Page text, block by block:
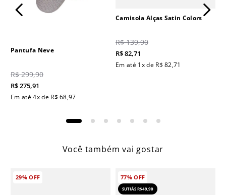
Pantufa Neve
R$ 299,90
R$275,91
Em até4x de R$ 68,97
Camisola Alças Satin Colors
R$ 139,90
R$82,71
Em até 1x de R$ 82,71
Você também vai gostar
29%OFF 77%OFF
SUTIÃS R$49,90